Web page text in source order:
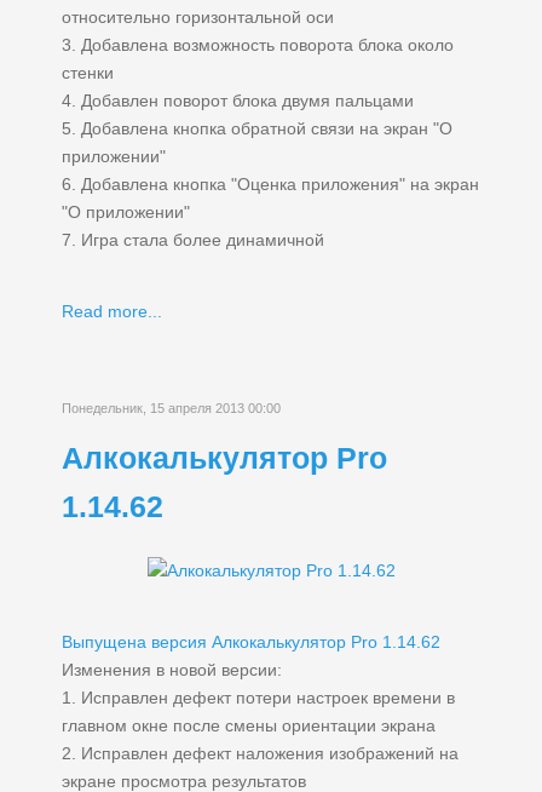
относительно горизонтальной оси
3. Добавлена возможность поворота блока около
стенки
4. Добавлен поворот блока двумя пальцами
5. Добавлена кнопка обратной связи на экран "О
приложении"
6. Добавлена кнопка "Оценка приложения" на экран
"О приложении"
7. Игра стала более динамичной
Read more...
Понедельник, 15 апреля 2013 00:00
Алкокалькулятор Pro
1.14.62
Выпущена версия Алкокалькулятор Pro 1.14.62
Изменения в новой версии:
1. Исправлен дефект потери настроек времени в
главном окне после смены ориентации экрана
2. Исправлен дефект наложения изображений на
экране просмотра результатов